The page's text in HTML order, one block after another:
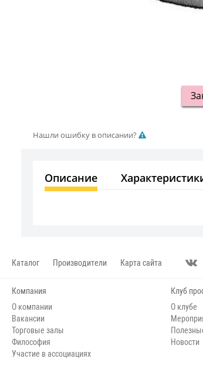
Нашли ошибку в описании?
Описание
Каталог Производители Карта сайта
Компания
О компании
Вакансии
Торговые залы
Философия
Участие в ассоциациях
Клуб
О клубе
Новости